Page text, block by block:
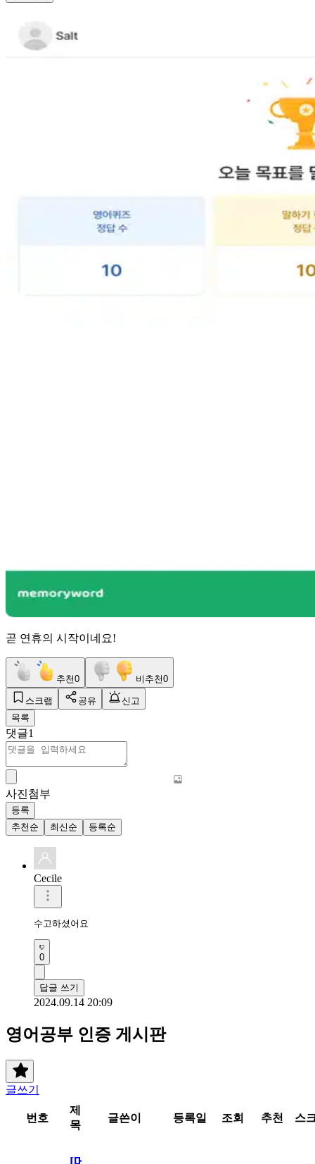
곧 연휴의 시작이네요!
추천0 비추천0
스크랩 공유
신고
목록
댓글1
사진첨부
등록
추천순
최신순 등록순
Cecile
수고하셨어요
0
답글 쓰기
2024.09.14 20:09
영어공부 인증 게시판
글쓰기
번호
제
목
글쓴이 등록일 조회 추천 스